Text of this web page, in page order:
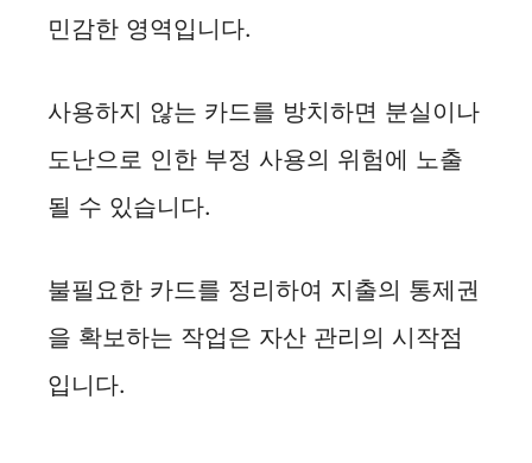
민감한 영역입니다.
사용하지 않는 카드를 방치하면 분실이나
도난으로 인한 부정 사용의 위험에 노출
될 수 있습니다.
불필요한 카드를 정리하여 지출의 통제권
을 확보하는 작업은 자산 관리의 시작점
입니다.